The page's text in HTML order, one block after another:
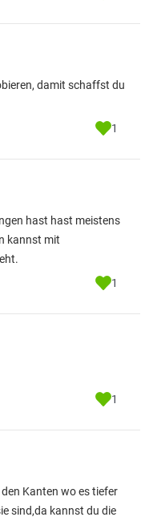
damit schaffst du
1
hast hast meistens
kannst mit
1
1
Kanten wo es tiefer
sind,da kannst du die